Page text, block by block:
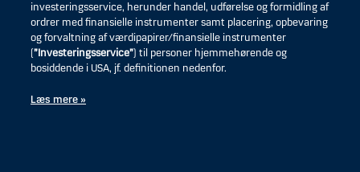
investeringsservice, herunder handel, udførelse og formidling af
ordrer med finansielle instrumenter samt placering, opbevaring
og forvaltning af værdipapirer/finansielle instrumenter
(”Investeringsservice”) til personer hjemmehørende og
bosiddende i USA, jf. definitionen nedenfor.
Læs mere »